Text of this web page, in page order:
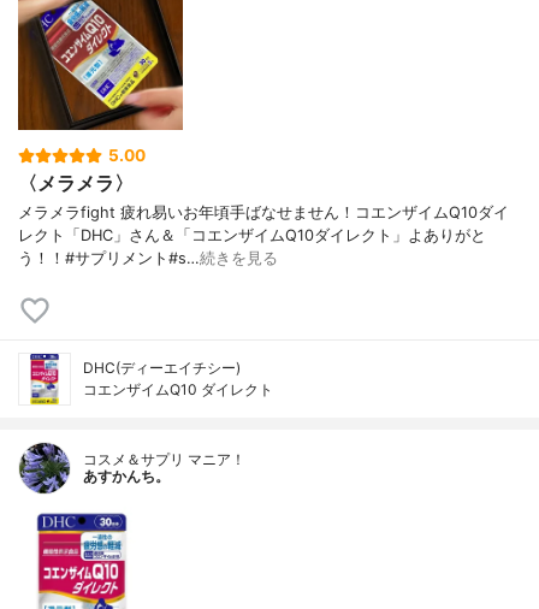
5.00
〈メラメラ〉
メラメラfight 疲れ易いお年頃手ばなせません！コエンザイムQ10ダイ
レクト「DHC」さん＆「コエンザイムQ10ダイレクト」よありがと
う！！#サプリメント#s…続きを見る
DHC(ディーエイチシー)
コエンザイムQ10 ダイレクト
コスメ＆サプリ マニア！
あすかんち。